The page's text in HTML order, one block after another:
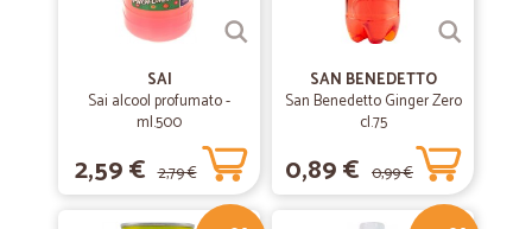
SAI
Sai alcool profumato -
ml.500
2,59 € 2,79 €
SAN BENEDETTO
San Benedetto Ginger Zero
cl.75
0,89 € 0,99 €